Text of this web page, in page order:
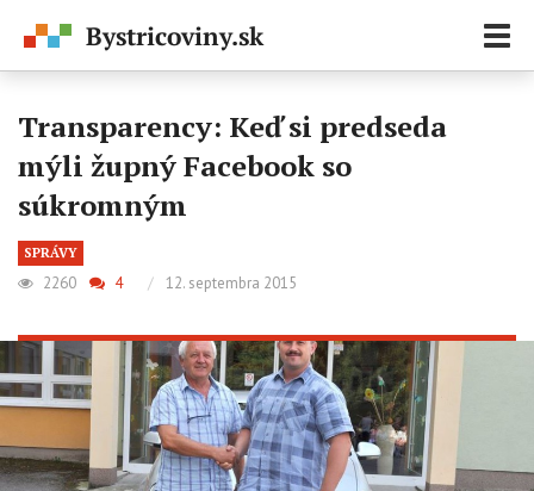
Transparency: Keď si predseda
mýli župný Facebook so
súkromným
SPRÁVY
2260 4 / 12. septembra 2015